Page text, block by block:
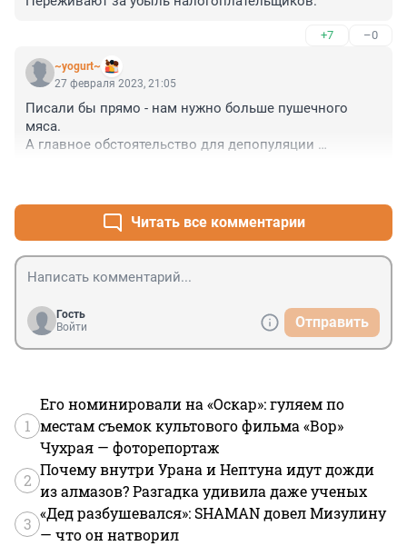
+7 –0
~yogurt~
27 февраля 2023, 21:05
Писали бы прямо - нам нужно больше пушечного
мяса.
А главное обстоятельство для депопуляции
Читать все комментарии
Гость
Войти
Отправить
1
Его номинировали на «Оскар»: гуляем по
местам съемок культового фильма «Вор»
Чухрая — фоторепортаж
2
Почему внутри Урана и Нептуна идут дожди
из алмазов? Разгадка удивила даже ученых
3
«Дед разбушевался»: SHAMAN довел Мизулину
— что он натворил